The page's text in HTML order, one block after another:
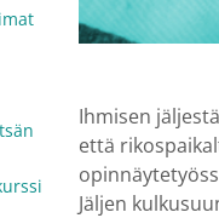
Ihmisen
että
Jäljen